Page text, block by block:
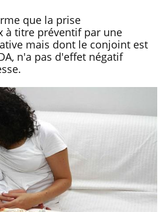
que la prise
à titre préventif par une
mais dont le conjoint est
n'a pas d'effet négatif